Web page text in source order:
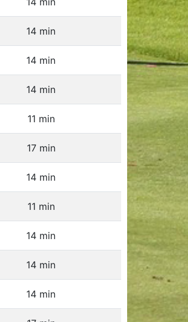
14 min
14 min
14 min
11 min
17 min
14 min
11 min
14 min
14 min
14 min